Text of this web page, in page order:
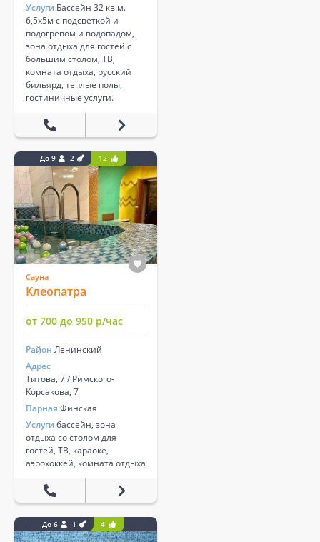
Услуги Бассейн 32 кв.м.
6,5х5м с подсветкой и
подогревом и водопадом,
зона отдыха для гостей с
большим столом, ТВ,
комната отдыха, русский
бильярд, теплые полы,
гостиничные услуги.
До 9 2 12
Сауна
Клеопатра
от 700 до 950 р/час
Район Ленинский
Адрес
Титова, 7 / Римского-
Корсакова, 7
Парная Финская
Услуги бассейн, зона
отдыха со столом для
гостей, ТВ, караоке,
аэрохоккей, комната отдыха
До 6 1 4